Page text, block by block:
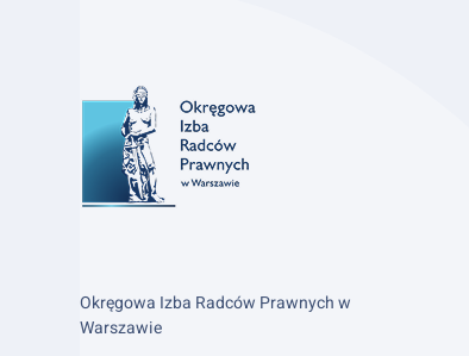
Okręgowa Izba Radców Prawnych w
Warszawie